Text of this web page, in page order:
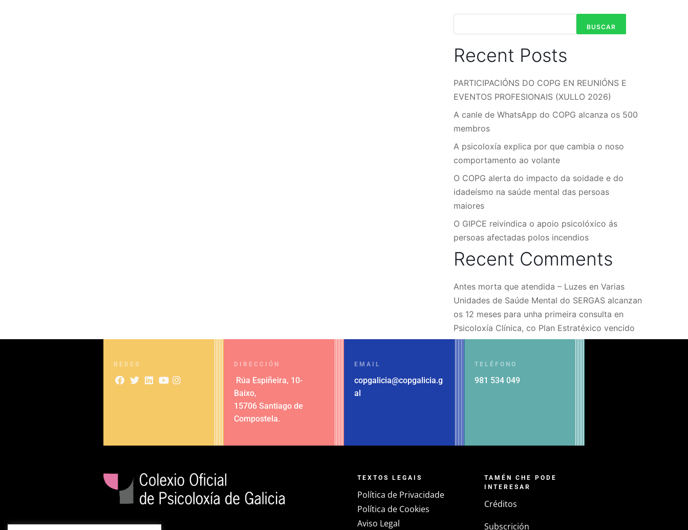
BUSCAR
Recent Posts
PARTICIPACIÓNS DO COPG EN REUNIÓNS E
EVENTOS PROFESIONAIS (XULLO 2026)
A canle de WhatsApp do COPG alcanza os 500
membros
A psicoloxía explica por que cambia o noso
comportamento ao volante
O COPG alerta do impacto da soidade e do
idadeísmo na saúde mental das persoas
maiores
O GIPCE reivindica o apoio psicolóxico ás
persoas afectadas polos incendios
Recent Comments
Antes morta que atendida – Luzes enVarias
Unidades de Saúde Mental do SERGAS alcanzan
os 12 meses para unha primeira consulta en
Psicoloxía Clínica, co Plan Estratéxico vencido
REDES DIRECCIÓN
Rúa Espiñeira, 10-
Baixo,
15706 Santiago de
Compostela.
EMAIL
copgalicia@copgalicia.g
al
TELÉFONO
981 534 049
TEXTOS LEGAIS
Política de Privacidade
Política de Cookies
Aviso Legal
TAMÉN CHE PODE
INTERESAR
Créditos
Subscrición